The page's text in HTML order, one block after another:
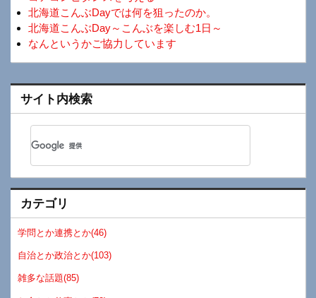
北海道こんぶDayでは何を狙ったのか。
北海道こんぶDay～こんぶを楽しむ1日～
なんというかご協力しています
サイト内検索
カテゴリ
学問とか連携とか(46)
自治とか政治とか(103)
雑多な話題(85)